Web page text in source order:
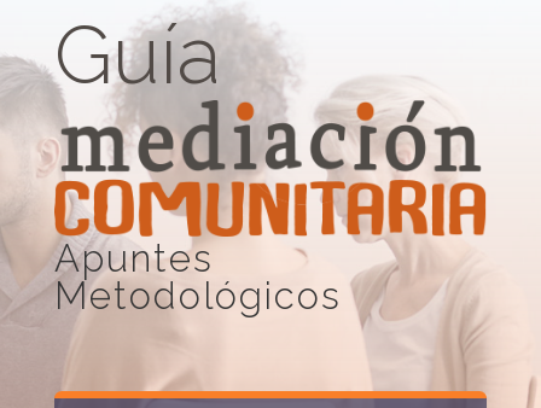
Guía
Apuntes
Metodológicos